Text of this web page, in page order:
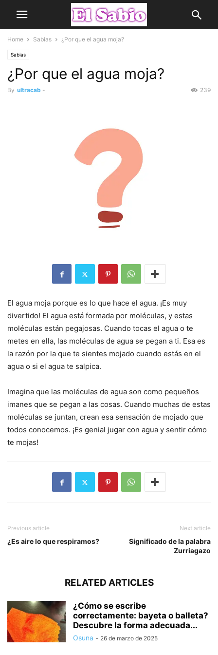
Home Sabias ¿Por que el agua moja?
Sabias
¿Por que el agua moja?
By ultracab - 239
El agua moja porque es lo que hace el agua. ¡Es muy
divertido! El agua está formada por moléculas, y estas
moléculas están pegajosas. Cuando tocas el agua o te
metes en ella, las moléculas de agua se pegan a ti. Esa es
la razón por la que te sientes mojado cuando estás en el
agua o si el agua te salpica.
Imagina que las moléculas de agua son como pequeños
imanes que se pegan a las cosas. Cuando muchas de estas
moléculas se juntan, crean esa sensación de mojado que
todos conocemos. ¡Es genial jugar con agua y sentir cómo
te mojas!
Previous article
¿Es aire lo que respiramos?
Next article
Significado de la palabra
Zurriagazo
RELATED ARTICLES
¿Cómo se escribe
correctamente: bayeta o balleta?
Descubre la forma adecuada...
Osuna - 26 de marzo de 2025